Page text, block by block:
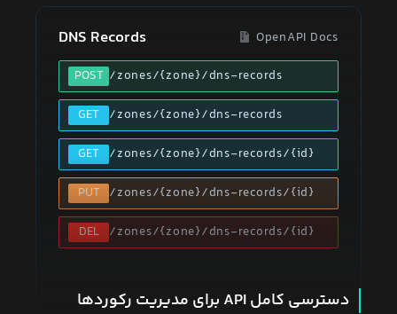
DNS Records
OpenAPI Docs
POST /zones/{zone}/dns-records
GET /zones/{zone}/dns-records
GET /zones/{zone}/dns-records/{id}
PUT /zones/{zone}/dns-records/{id}
DEL /zones/{zone}/dns-records/{id}
دسترسی کامل API برای مدیریت رکوردها